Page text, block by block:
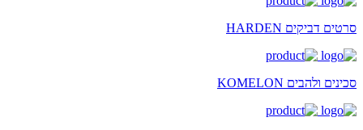
סרטים דביקים HARDEN
סכינים ולהבים KOMELON